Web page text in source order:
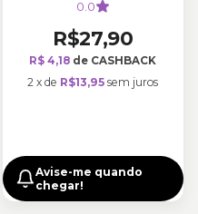
0.0
R$27,90
R$ 4,18 de CASHBACK
2 xde R$13,95 sem juros
Avise-me quando
chegar!